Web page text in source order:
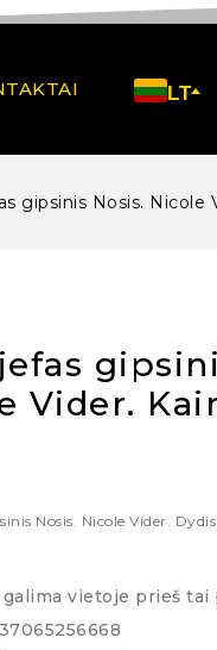
LT
gipsinis Nosis. Nicole
Vider.
Nosis. Nicole Vider.
vietoje prieš tai